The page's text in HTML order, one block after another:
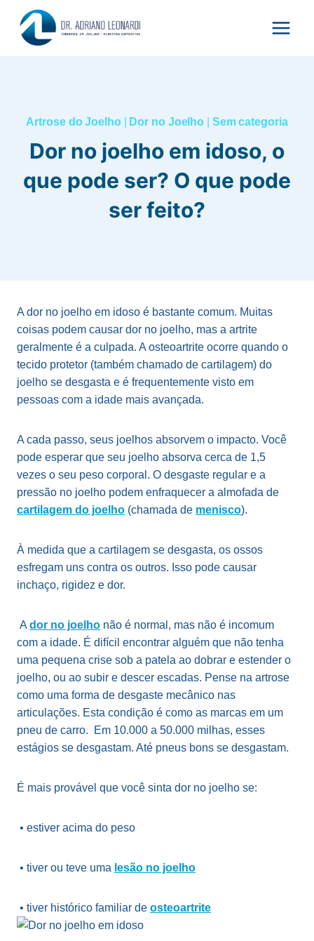
para
Artrose do Joelho| Dor no Joelho Sem categoria
Dor no joelho em idoso, o
que pode ser? O que pode
ser feito?
A dor no joelho em idoso é bastante comum. Muitas
coisas podem causar dor no joelho, mas a artrite
geralmente é a culpada. A osteoartrite ocorre quando o
tecido protetor (também chamado de cartilagem) do
joelho se desgasta e é frequentemente visto em
pessoas com a idade mais avançada.
A cada passo, seus joelhos absorvem o impacto. Você
pode esperar que seu joelho absorva cerca de 1,5
vezes o seu peso corporal. O desgaste regular e a
pressão no joelho podem enfraquecer a almofada de
cartilagem do joelho (chamada de menisco).
À medida que a cartilagem se desgasta, os ossos
esfregam uns contra os outros. Isso pode causar
inchaço, rigidez e dor.
A dor no joelho não é normal, mas não é incomum
com a idade. É difícil encontrar alguém que não tenha
uma pequena crise sob a patela ao dobrar e estender o
joelho, ou ao subir e descer escadas. Pense na artrose
como uma forma de desgaste mecânico nas
articulações. Esta condição é como as marcas em um
pneu de carro. Em 10.000 a 50.000 milhas, esses
estágios se desgastam. Até pneus bons se desgastam.
É mais provável que você sinta dor no joelho se:
• estiver acima do peso
• tiver ou teve uma lesão no joelho
• tiver histórico familiar de osteoartrite